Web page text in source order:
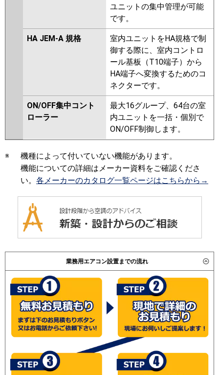
ユニットの集中管理が可能
です。
HA JEM-A 規格
室内ユニットをHA規格で制
御する際に、室内コントロ
ール基板（T10端子）から
HA端子へ変換するためのコ
ネクターです。
ON/OFF集中コント
ローラー
最大16グループ、64台の室
内ユニットを一括・個別で
ON/OFF制御します。
※
機種によって付いていない機能があります。
機能についての詳細はメーカー資料をご確認くださ
い。 各メーカーのカタログ一覧ページはこちらから→
業務用エアコン設置までの流れ